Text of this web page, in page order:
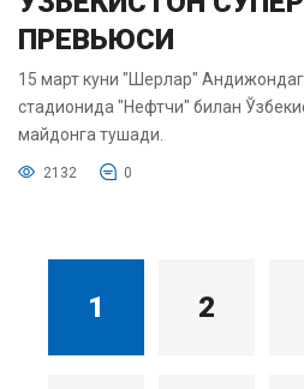
ПРЕВЬЮСИ
15 март куни "Шерлар"
стадионида "Нефтчи" билан
майдонга тушади.
2132 0
1 2